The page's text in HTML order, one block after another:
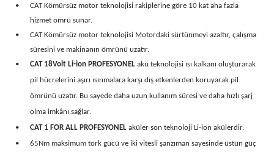
•
CAT Kömürsüz motor teknolojisi rakiplerine göre 10 kat aha fazla
hizmet ömrü sunar.
•
CAT Kömürsüz motor teknolojisi Motordaki sürtünmeyi azaltır, çalışma
süresini ve makinanın ömrünü uzatır.
•
CAT 18Volt Li-ion PROFESYONEL akü teknolojisi ısı kalkanı oluşturarak
pil hücrelerini aşırı ısınmalara karşı dış etkenlerden koruyarak pil
ömrünü uzatır. Bu sayede daha uzun kullanım süresi ve daha hızlı şarj
olma imkânı sağlar.
•
CAT 1 FOR ALL PROFESYONEL aküler son teknoloji Li-ion akülerdir.
•
65Nm maksimum tork gücü ve iki vitesli şanzıman sayesinde üstün güç